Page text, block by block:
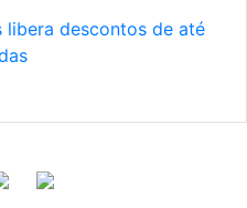
libera descontos de até